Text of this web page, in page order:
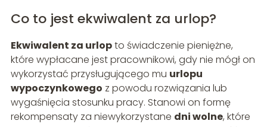
Co to jest ekwiwalent za urlop?
Ekwiwalent za urlopto świadczenie pieniężne,
które wypłacane jest pracownikowi, gdy nie mógł on
wykorzystać przysługującego mu urlopu
wypoczynkowego z powodu rozwiązania lub
wygaśnięcia stosunku pracy. Stanowi on formę
rekompensaty za niewykorzystane dni wolne, które